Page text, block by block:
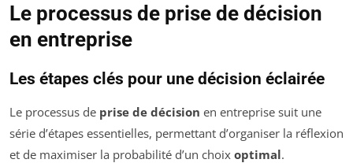
Le processus de prise de décision
en entreprise
Les étapes clés pour une décision éclairée
Le processus de prise de décision en entreprise suit une
série d’étapes essentielles, permettant d’organiser la réflexion
et de maximiser la probabilité d’un choix optimal.